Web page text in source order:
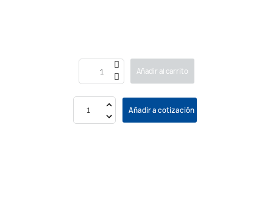
Añadir al carrito
Añadir a cotización